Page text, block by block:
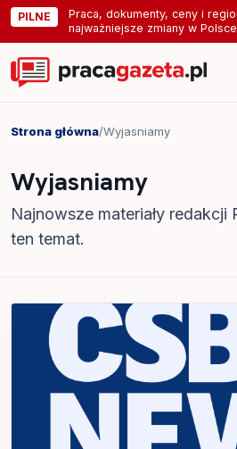
PILNE
Praca, dokumenty, ceny i
najważniejsze zmiany w Polsce
Strona główna/Wyjasniamy
Wyjasniamy
Najnowsze materiały redakcji
ten temat.